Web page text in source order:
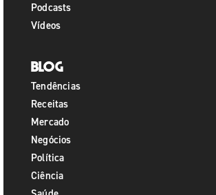
Podcasts
Vídeos
Blog
Tendências
Receitas
Mercado
Negócios
Política
Ciência